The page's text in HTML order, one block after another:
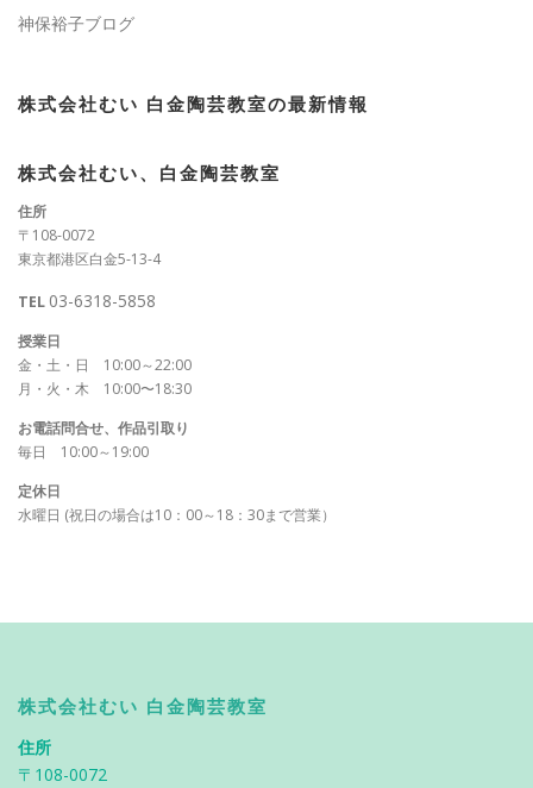
神保裕子ブログ
株式会社むい 白金陶芸教室の最新情報
株式会社むい、白金陶芸教室
住所
〒108-0072
東京都港区白金5-13-4
TEL 03-6318-5858
授業日
金・土・日 10:00～22:00
月・火・木 10:00〜18:30
お電話問合せ、作品引取り
毎日 10:00～19:00
定休日
水曜日 (祝日の場合は10：00～18：30まで営業）
株式会社むい 白金陶芸教室
住所
〒108-0072